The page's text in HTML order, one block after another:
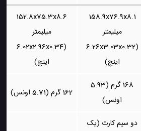
158.9x76.9x8.1
میلیمتر
(6.26x3.03x0.32
اینچ)
152.8x75.3x8.6
میلیمتر
(6.02x2.96x0.34
اینچ)
168 گرم (5.93
اونس)
162 گرم (5.71 اونس)
دو سیم کارت (یک